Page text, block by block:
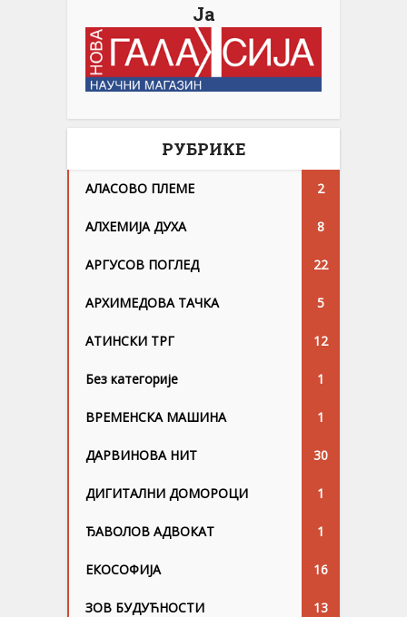
Ја
РУБРИКЕ
АЛАСОВО ПЛЕМЕ 2
АЛХЕМИЈА ДУХА 8
АРГУСОВ ПОГЛЕД 22
АРХИМЕДОВА ТАЧКА 5
АТИНСКИ ТРГ 12
Без категорије 1
ВРЕМЕНСКА МАШИНА 1
ДАРВИНОВА НИТ 30
ДИГИТАЛНИ ДОМОРОЦИ 1
ЂАВОЛОВ АДВОКАТ 1
ЕКОСОФИЈА 16
ЗОВ БУДУЋНОСТИ 13